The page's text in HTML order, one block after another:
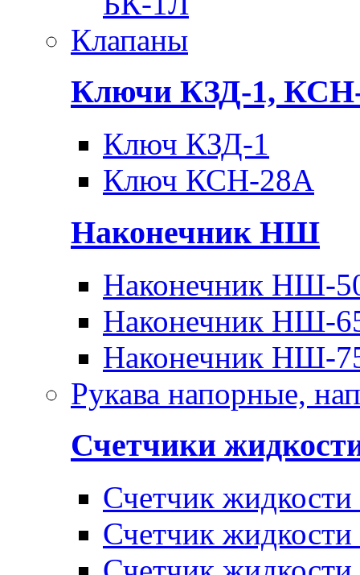
Клапаны
Ключи КЗД-1,
Ключ КЗД-1
Ключ КСН-28А
Наконечник НШ
Наконечник НШ-
Наконечник НШ-
Наконечник НШ-
Рукава напорные,
Счетчики
Счетчик
Счетчик